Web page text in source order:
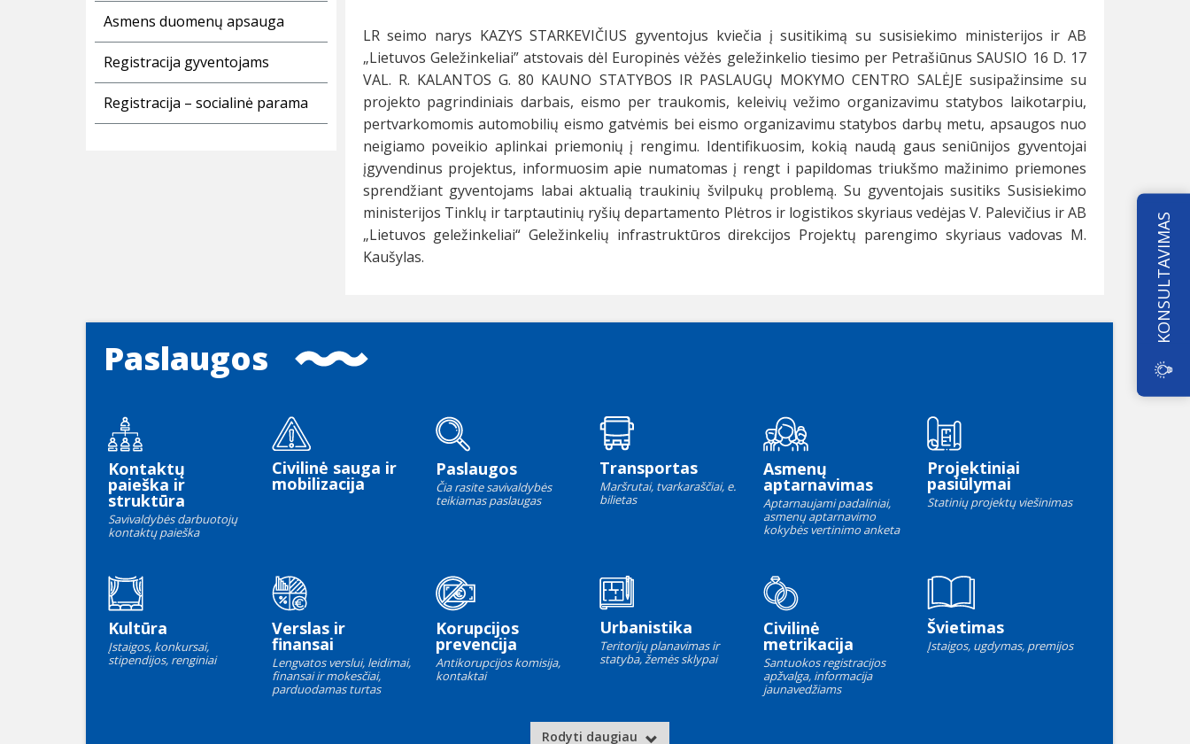
Asmens duomenų apsauga
Registracija gyventojams
Registracija – socialinė parama
LR seimo narys KAZYS STARKEVIČIUS gyventojus kviečia į susitikimą su susisiekimo ministerijos ir AB
„Lietuvos Geležinkeliai” atstovais dėl Europinės vėžės geležinkelio tiesimo per Petrašiūnus SAUSIO 16 D. 17
VAL. R. KALANTOS G. 80 KAUNO STATYBOS IR PASLAUGŲ MOKYMO CENTRO SALĖJE susipažinsime su
projekto pagrindiniais darbais, eismo per traukomis, keleivių vežimo organizavimu statybos laikotarpiu,
pertvarkomomis automobilių eismo gatvėmis bei eismo organizavimu statybos darbų metu, apsaugos nuo
neigiamo poveikio aplinkai priemonių į rengimu. Identifikuosim, kokią naudą gaus seniūnijos gyventojai
įgyvendinus projektus, informuosim apie numatomas į rengt i papildomas triukšmo mažinimo priemones
sprendžiant gyventojams labai aktualią traukinių švilpukų problemą. Su gyventojais susitiks Susisiekimo
ministerijos Tinklų ir tarptautinių ryšių departamento Plėtros ir logistikos skyriaus vedėjas V. Palevičius ir AB
„Lietuvos geležinkeliai“ Geležinkelių infrastruktūros direkcijos Projektų parengimo skyriaus vadovas M.
Kaušylas.
Paslaugos
Kontaktų
paieška ir
struktūra
Savivaldybės darbuotojų
kontaktų paieška
Civilinė sauga ir
mobilizacija
Paslaugos
Čia rasite savivaldybės
teikiamas paslaugas
Transportas
Maršrutai, tvarkaraščiai, e.
bilietas
Asmenų
aptarnavimas
Aptarnaujami padaliniai,
asmenų aptarnavimo
kokybės vertinimo anketa
Projektiniai
pasiūlymai
Statinių projektų viešinimas
Kultūra
Įstaigos, konkursai,
stipendijos, renginiai
Verslas ir
finansai
Lengvatos verslui, leidimai,
finansai ir mokesčiai,
parduodamas turtas
Korupcijos
prevencija
Antikorupcijos komisija,
kontaktai
Urbanistika
Teritorijų planavimas ir
statyba, žemės sklypai
Civilinė
metrikacija
Santuokos registracijos
apžvalga, informacija
jaunavedžiams
Švietimas
Įstaigos, ugdymas, premijos
Rodyti daugiau
KONSULTAVIMAS